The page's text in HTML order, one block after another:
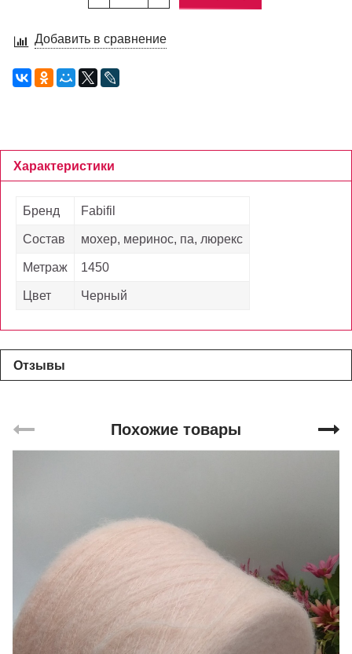
Добавить в сравнение
Характеристики
Бренд Fabifil
Состав мохер, меринос, па, люрекс
Метраж 1450
Цвет Черный
Отзывы
Похожие товары